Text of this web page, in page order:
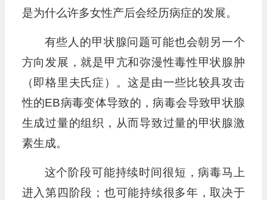
是为什么许多女性产后会经历病症的发展。
有些人的甲状腺问题可能也会朝另一个
方向发展，就是甲亢和弥漫性毒性甲状腺肿
（即格里夫氏症）。这是由一些比较具攻击
性的EB病毒变体导致的，病毒会导致甲状腺
生成过量的组织，从而导致过量的甲状腺激
素生成。
这个阶段可能持续时间很短，病毒马上
进入第四阶段；也可能持续很多年，取决于